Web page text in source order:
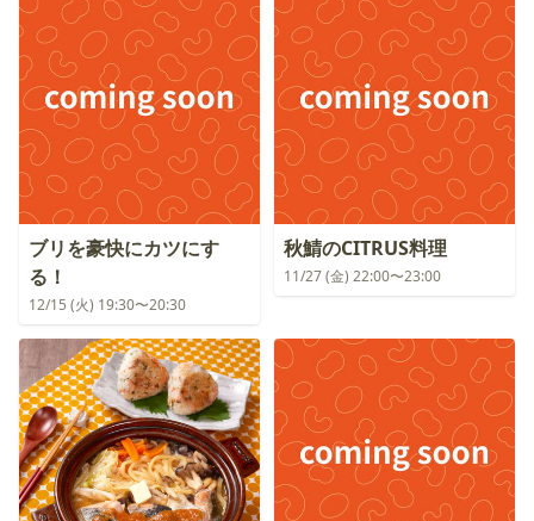
ブリを豪快にカツにす
る！
12/15 (火) 19:30〜20:30
秋鯖のCITRUS料理
11/27 (金) 22:00〜23:00